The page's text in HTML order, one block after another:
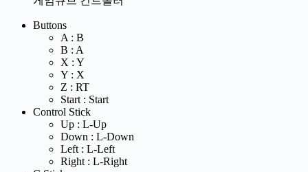
Buttons
A : B
B : A
X : Y
Y : X
Z : RT
Start : Start
Control Stick
Up : L-Up
Down : L-Down
Left : L-Left
Right : L-Right